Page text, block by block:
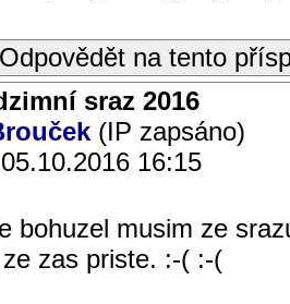
Odpovědět na tento
sraz 2016
(IP zapsáno)
16:15
bohuzel musim ze
zas priste. :-( :-(